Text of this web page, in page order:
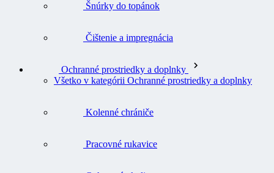
Šnúrky do topánok
Čištenie a impregnácia
Ochranné prostriedky a doplnky
Všetko v kategórii Ochranné prostriedky a doplnky
Kolenné chrániče
Pracovné rukavice